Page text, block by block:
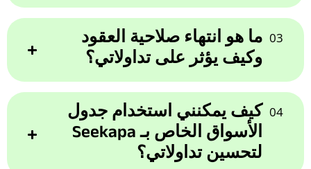
1:00 24:00
Friday
Natural Gas
23
2026-08-
03 ما هو انتهاء صلاحية العقود
وكيف يؤثر على تداولاتي؟
04 كيف يمكنني استخدام جدول
الأسواق الخاص بـ Seekapa
لتحسين تداولاتي؟